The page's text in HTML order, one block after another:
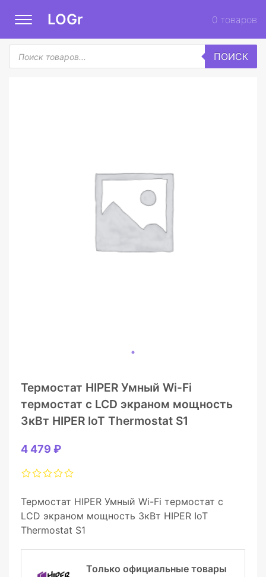
LOGr 0 товаров
Поиск
товаров
ПОИСК
Термостат HIPER Умный Wi-Fi
термостат с LCD экраном мощность
3кВт HIPER IoT Thermostat S1
4 479 ₽
Термостат HIPER Умный Wi-Fi термостат с
LCD экраном мощность 3кВт HIPER IoT
Thermostat S1
Только официальные товары